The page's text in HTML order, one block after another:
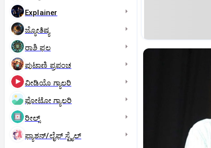
Explainer
ಜ್ಯೋತಿಷ್ಯ
ರಾಶಿ ಫಲ
ಪುಟಾಣಿ ಪ್ರಪಂಚ
ವೀಡಿಯೊ ಗ್ಯಾಲರಿ
ಫೋಟೋ ಗ್ಯಾಲರಿ
ರೀಲ್ಸ್
ಫ್ಯಾಶನ್/ಲೈಫ್‌ ಸ್ಟೈಲ್